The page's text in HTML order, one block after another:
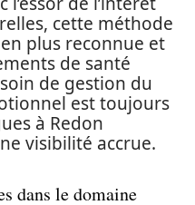
cette méthode
plus reconnue et
de santé
de gestion du
est toujours
à Redon
visibilité accrue.
dans le domaine